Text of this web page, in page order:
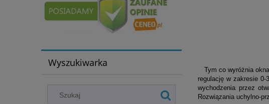
Wyszukiwarka
Tym co wyróżnia
regulację w zakresie
wychodzenia przez
Rozwiązania uchylno-